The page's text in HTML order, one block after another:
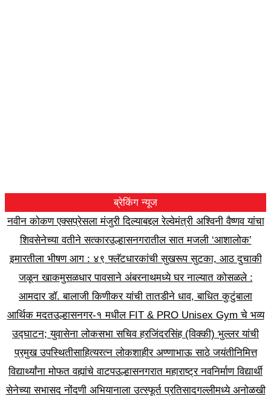
ब्रेकिंग न्यूज
नवीन कोकण एक्सप्रेसला मंजुरी दिल्याबद्दल रेल्वेमंत्री अश्विनी वैष्णव यांचा
शिवसेनेच्या वतीने सत्कारउल्हासनगरातील सात मजली ‘आशालोक’
इमारतीला भीषण आग : ४९ फ्लॅटधारकांची सुखरूप सुटका, आठ दुचाकी
जळून खाकमुसळधार पावसाने अंबरनाथमध्ये घर नाल्यात कोसळले :
आमदार डॉ. बालाजी किणीकर यांची तातडीने धाव, बाधित कुटुंबाला
आर्थिक मदतउल्हासनगर-१ मधील FIT & PRO Unisex Gym चे भव्य
उद्घाटन; युवासेना लोकसभा सचिव हरजिंदरसिंह (विक्की) भुल्लर यांची
प्रमुख उपस्थितीसाहित्यरत्न लोकशाहीर अण्णाभाऊ साठे जयंतीनिमित्त
विद्यार्थ्यांना मोफत वह्यांचे वाटपउल्हासनगरात महाराष्ट्र नवनिर्माण विद्यार्थी
सेनेच्या सभासद नोंदणी अभियानाला उत्स्फूर्त प्रतिसादगल्लीमध्ये अनोळखी